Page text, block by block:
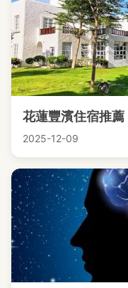
花蓮豐濱住宿推
2025-12-09